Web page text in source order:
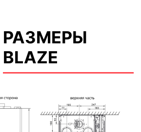
РАЗМЕРЫ
BLAZE